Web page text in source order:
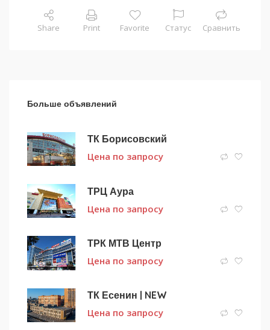
Share Print Favorite Статус Сравнить
Больше объявлений
ТК Борисовский
Цена по запросу
ТРЦ Аура
Цена по запросу
ТРК МТВ Центр
Цена по запросу
ТК Есенин | NEW
Цена по запросу